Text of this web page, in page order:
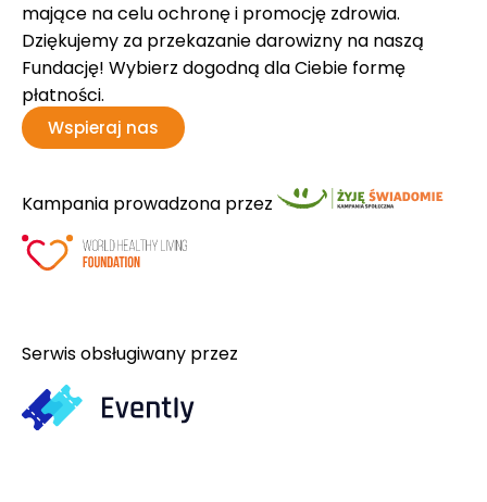
mające na celu ochronę i promocję zdrowia.
Dziękujemy za przekazanie darowizny na naszą
Fundację! Wybierz dogodną dla Ciebie formę
płatności.
Wspieraj nas
Kampania prowadzona przez
Serwis obsługiwany przez